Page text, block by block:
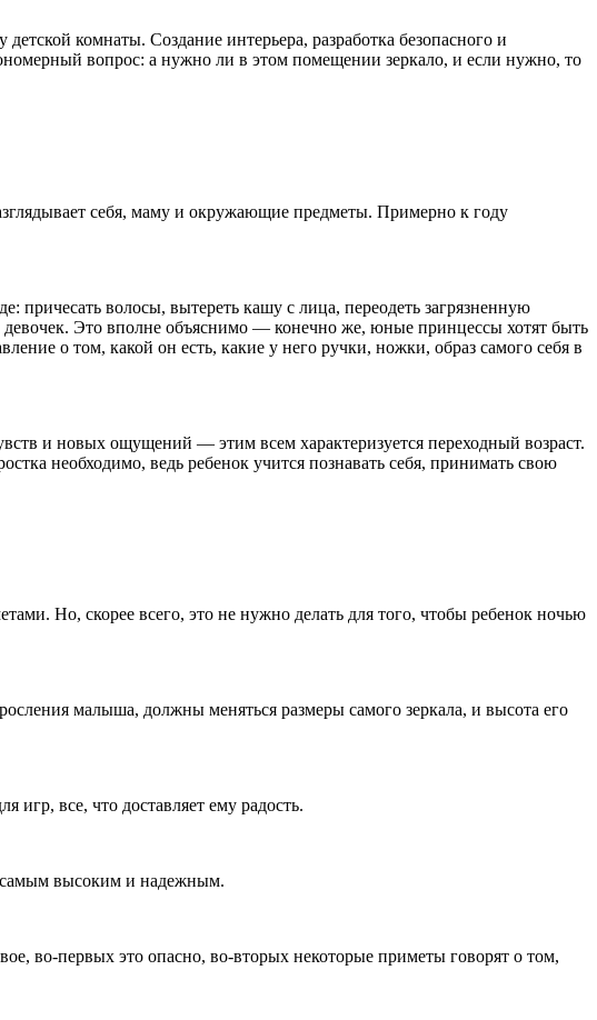
комнаты. Создание интерьера, разработка безопасного и
вопрос: а нужно ли в этом помещении зеркало, и если нужно, то
себя, маму и окружающие предметы. Примерно к году
причесать волосы, вытереть кашу с лица, переодеть загрязненную
Это вполне объяснимо — конечно же, юные принцессы хотят быть
о том, какой он есть, какие у него ручки, ножки, образ самого себя в
и новых ощущений — этим всем характеризуется переходный возраст.
необходимо, ведь ребенок учится познавать себя, принимать свою
Но, скорее всего, это не нужно делать для того, чтобы ребенок ночью
малыша, должны меняться размеры самого зеркала, и высота его
все, что доставляет ему радость.
самым высоким и надежным.
во-первых это опасно, во-вторых некоторые приметы говорят о том,